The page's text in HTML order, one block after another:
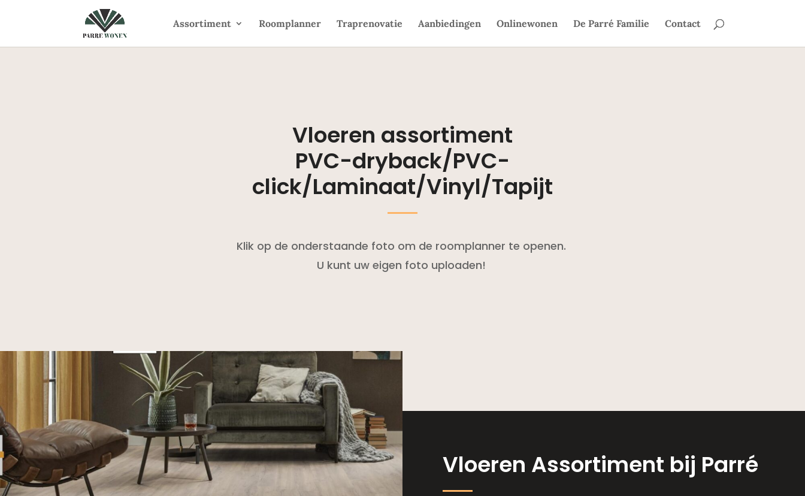
Assortiment Roomplanner Traprenovatie Aanbiedingen Onlinewonen De Parré Familie Contact
Vloeren assortiment
PVC-dryback/PVC-
click/Laminaat/Vinyl/Tapijt
Klik op de onderstaande foto om de roomplanner te openen.
U kunt uw eigen foto uploaden!
Vloeren Assortiment bij Parré